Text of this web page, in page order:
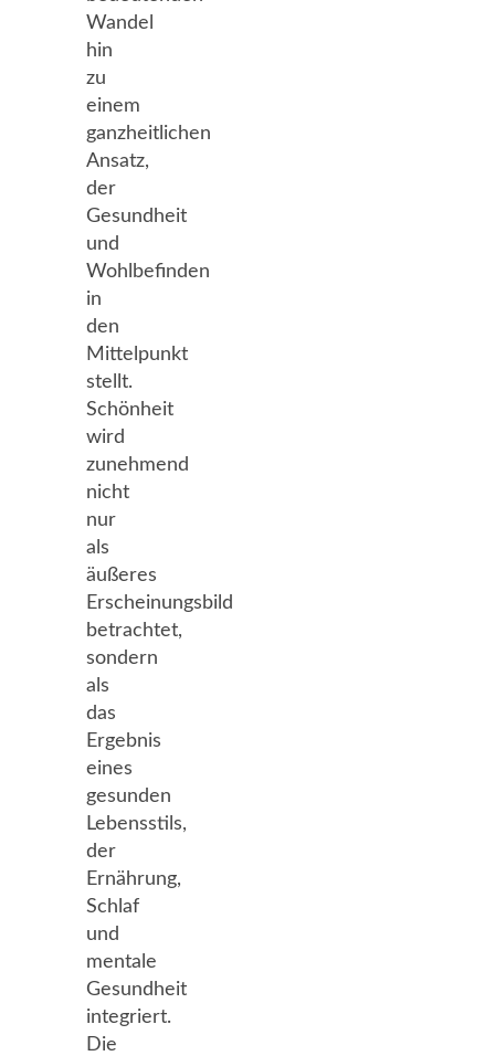
Wandel
hin
zu
einem
ganzheitlichen
Ansatz,
der
Gesundheit
und
Wohlbefinden
in
den
Mittelpunkt
stellt.
Schönheit
wird
zunehmend
nicht
nur
als
äußeres
Erscheinungsbild
betrachtet,
sondern
als
das
Ergebnis
eines
gesunden
Lebensstils,
der
Ernährung,
Schlaf
und
mentale
Gesundheit
integriert.
Die